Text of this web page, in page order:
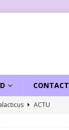
CONTACT
ACTU